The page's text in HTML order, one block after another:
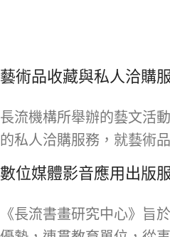
藝術品收藏與私人洽購
長流機構所舉辦的藝文活
的私人洽購服務，就藝術
數位媒體影音應用出版
《長流書畫研究中心》旨